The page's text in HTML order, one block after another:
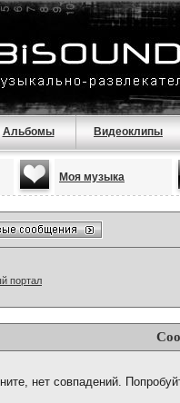
Альбомы Видеоклипы
Моя музыка
портал
нет совпадений.